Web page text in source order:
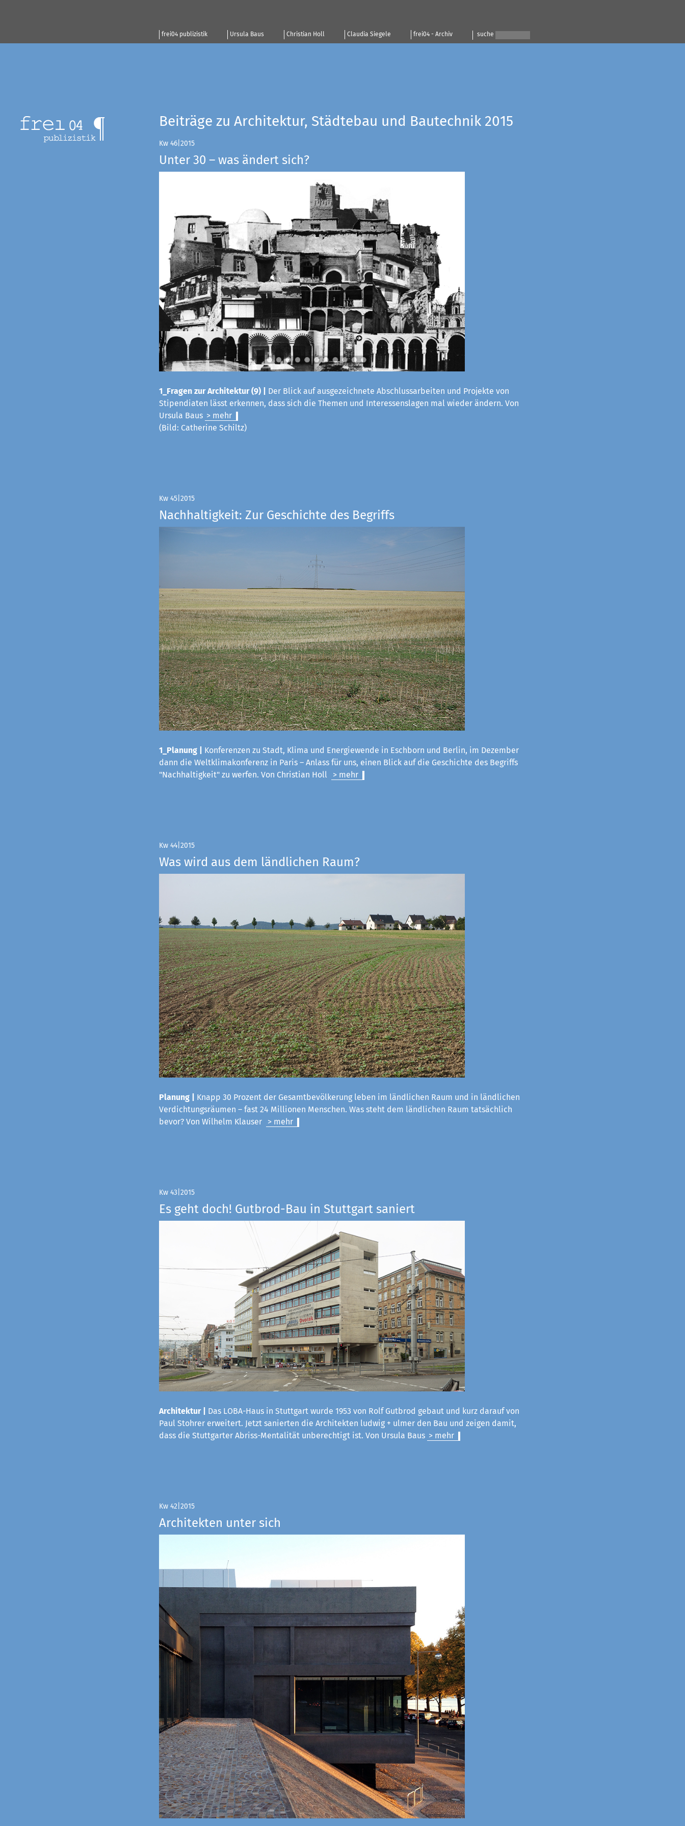
frei04 publizistik Ursula Baus Christian Holl Claudia Siegele frei04 - Archiv suche
Beiträge zu Architektur, Städtebau und Bautechnik 2015
Kw 46|2015
Unter 30 – was ändert sich?
1_Fragen zur Architektur (9) |
Der Blick auf ausgezeichnete Abschlussarbeiten und Projekte von
Stipendiaten lässt erkennen, dass sich die Themen und Interessenslagen mal wieder ändern. Von
Ursula Baus > mehr
(Bild: Catherine Schiltz)
Kw 45|2015
Nachhaltigkeit: Zur Geschichte des Begriffs
1_Planung |
Konferenzen zu Stadt, Klima und Energiewende in Eschborn und Berlin, im Dezember
dann die Weltklimakonferenz in Paris – Anlass für uns, einen Blick auf die Geschichte des Begriffs
"Nachhaltigkeit" zu werfen. Von Christian Holl
> mehr
Kw 44|2015
Was wird aus dem ländlichen Raum?
Planung |
Knapp 30 Prozent der Gesamtbevölkerung leben im ländlichen Raum und in ländlichen
Verdichtungsräumen – fast 24 Millionen Menschen. Was steht dem ländlichen Raum tatsächlich
bevor? Von Wilhelm Klauser
> mehr
Kw 43|2015
Es geht doch! Gutbrod-Bau in Stuttgart saniert
Architektur |
Das LOBA-Haus in Stuttgart wurde 1953 von Rolf Gutbrod gebaut und kurz darauf von
Paul Stohrer erweitert. Jetzt sanierten die Architekten ludwig + ulmer den Bau und zeigen damit,
dass die Stuttgarter Abriss-Mentalität unberechtigt ist. Von Ursula Baus > mehr
Kw 42|2015
Architekten unter sich